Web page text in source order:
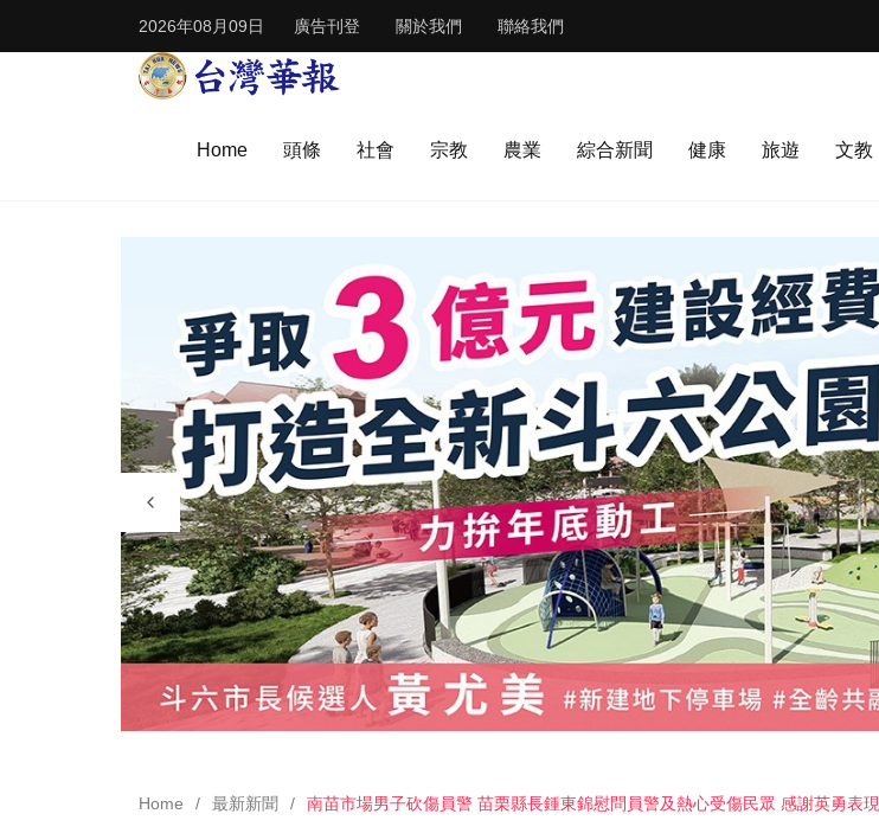
2026年08月09日 廣告刊登 關於我們 聯絡我們
Home 頭條 社會 宗教 農業 綜合新聞 健康 旅遊 文教
Home 最新新聞 南苗市場男子砍傷員警 苗栗縣長鍾東錦慰問員警及熱心受傷民眾 感謝英勇表現